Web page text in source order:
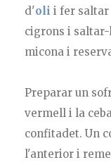
d'oli i fer saltar
cigrons i saltar-
micona i
Preparar un
vermell i la
confitadet. Un
l'anterior i